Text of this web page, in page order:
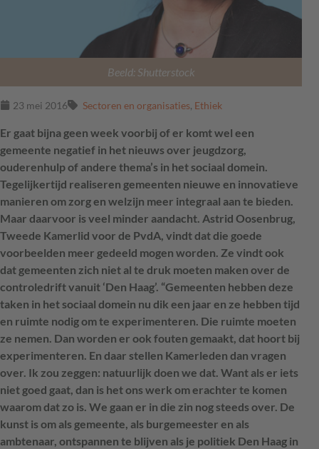
Beeld: Shutterstock
23 mei 2016 Sectoren en organisaties, Ethiek
Er gaat bijna geen week voorbij of er komt wel een
gemeente negatief in het nieuws over jeugdzorg,
ouderenhulp of andere thema’s in het sociaal domein.
Tegelijkertijd realiseren gemeenten nieuwe en innovatieve
manieren om zorg en welzijn meer integraal aan te bieden.
Maar daarvoor is veel minder aandacht. Astrid Oosenbrug,
Tweede Kamerlid voor de PvdA, vindt dat die goede
voorbeelden meer gedeeld mogen worden. Ze vindt ook
dat gemeenten zich niet al te druk moeten maken over de
controledrift vanuit ‘Den Haag’. “Gemeenten hebben deze
taken in het sociaal domein nu dik een jaar en ze hebben tijd
en ruimte nodig om te experimenteren. Die ruimte moeten
ze nemen. Dan worden er ook fouten gemaakt, dat hoort bij
experimenteren. En daar stellen Kamerleden dan vragen
over. Ik zou zeggen: natuurlijk doen we dat. Want als er iets
niet goed gaat, dan is het ons werk om erachter te komen
waarom dat zo is. We gaan er in die zin nog steeds over. De
kunst is om als gemeente, als burgemeester en als
ambtenaar, ontspannen te blijven als je politiek Den Haag in